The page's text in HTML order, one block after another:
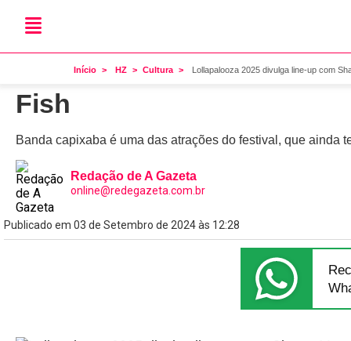
Início HZ Cultura Lollapalooza 2025 divulga line-up com
Festival de música
Lollapalooza 2025
Fish
Banda capixaba é uma das atrações do festival, que ainda
Redação de A Gazeta
online@redegazeta.com.br
Publicado em 03 de Setembro de 2024 às 12:28